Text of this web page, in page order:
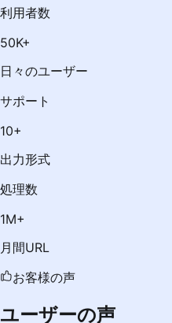
利用者数
50K+
日々のユーザー
サポート
10+
出力形式
処理数
1M+
月間URL
お客様の声
ユーザーの声